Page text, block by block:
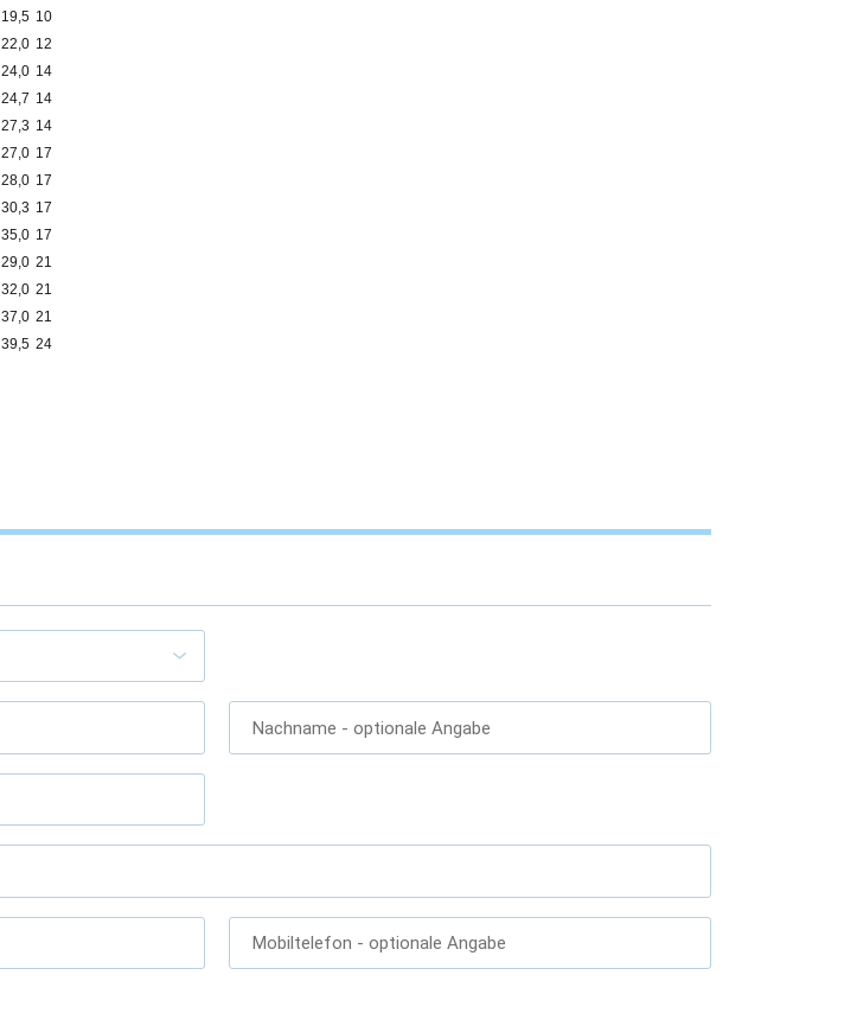
19,5 10
22,0 12
24,0 14
24,7 14
27,3 14
27,0 17
28,0 17
30,3 17
35,0 17
29,0 21
32,0 21
37,0 21
39,5 24
Nachname - optionale Angabe
Mobiltelefon - optionale Angabe